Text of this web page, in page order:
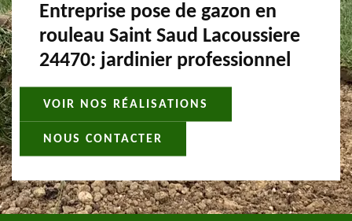
Entreprise pose de gazon en
rouleau Saint Saud Lacoussiere
24470: jardinier professionnel
VOIR NOS RÉALISATIONS
NOUS CONTACTER